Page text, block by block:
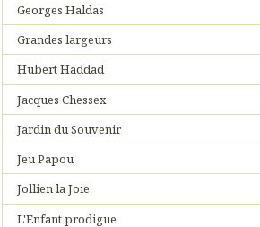
Georges Haldas
Grandes largeurs
Hubert Haddad
Jacques Chessex
Jardin du Souvenir
Jeu Papou
Jollien la Joie
L'Enfant prodigue